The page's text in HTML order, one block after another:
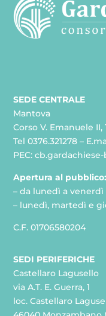
SEDE CENTRALE
Mantova
Corso V. Emanuele II,
Tel 0376.321278 –
PEC:
Apertura al pubblico:
– da lunedì a venerdì
– lunedì, martedì e
C.F. 01706580204
SEDI PERIFERICHE
Castellaro Lagusello
via A.T. E. Guerra, 1
loc. Castellaro